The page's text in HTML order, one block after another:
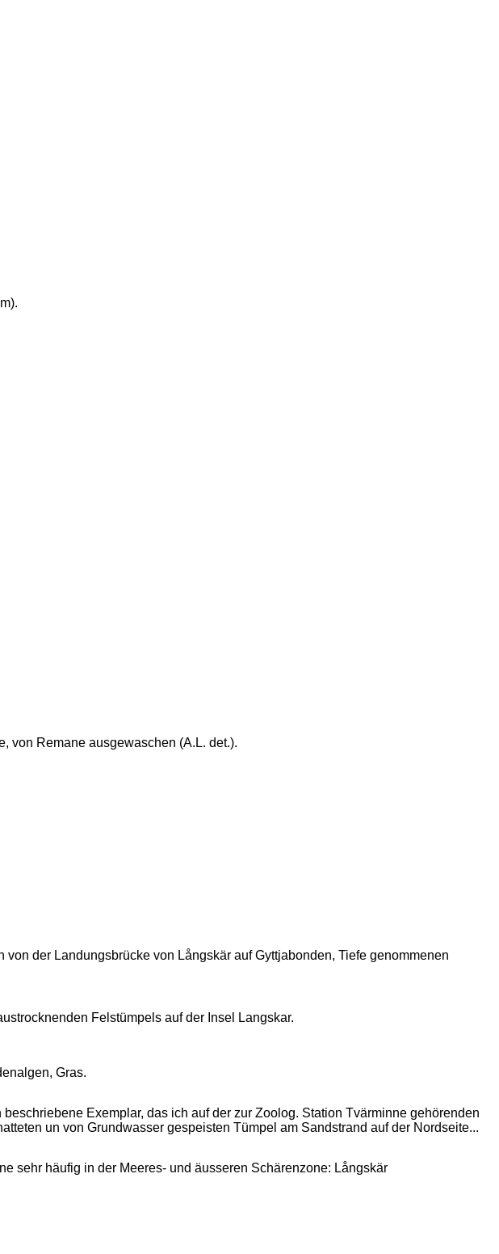
von Remane ausgewaschen (A.L. det.).
der Landungsbrücke von Långskär auf Gyttjabonden, Tiefe genommenen
Felstümpels auf der Insel Langskar.
Gras.
Exemplar, das ich auf der zur Zoolog. Station Tvärminne gehörenden
un von Grundwasser gespeisten Tümpel am Sandstrand auf der Nordseite...
sehr häufig in der Meeres- und äusseren Schärenzone: Långskär